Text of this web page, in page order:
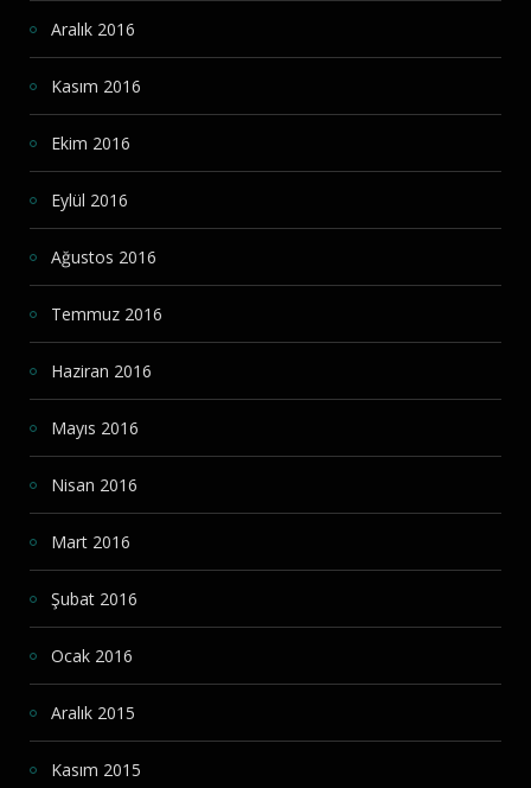
Aralık 2016
Kasım 2016
Ekim 2016
Eylül 2016
Ağustos 2016
Temmuz 2016
Haziran 2016
Mayıs 2016
Nisan 2016
Mart 2016
Şubat 2016
Ocak 2016
Aralık 2015
Kasım 2015